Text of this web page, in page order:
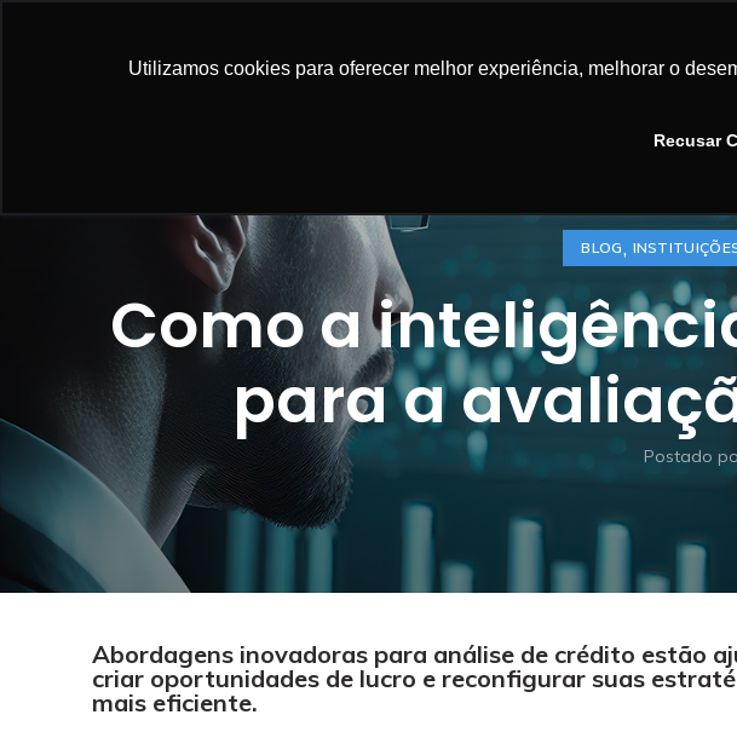
Utilizamos cookies para oferecer melhor experiência, melhorar o
Recusar
BLOG,
Como a
para a
Postado
Abordagens inovadoras para análise de crédito estão
criar oportunidades de lucro e reconfigurar suas
mais eficiente.